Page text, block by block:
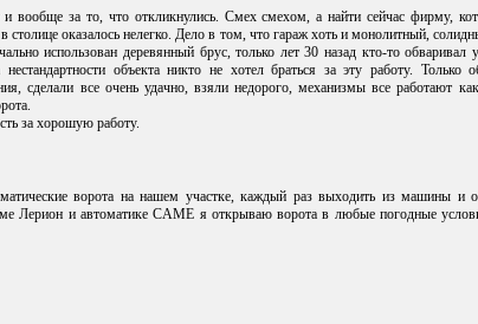
вообще за то, что откликнулись. Смех смехом, а найти сейчас фирму,
столице оказалось нелегко. Дело в том, что гараж хоть и монолитный,
использован деревянный брус, только лет 30 назад кто-то
объекта никто не хотел браться за эту работу. Только
сделали все очень удачно, взяли недорого, механизмы все работают
за хорошую работу.
ворота на нашем участке, каждый раз выходить из машины и
Лерион и автоматике CAME я открываю ворота в любые погодные